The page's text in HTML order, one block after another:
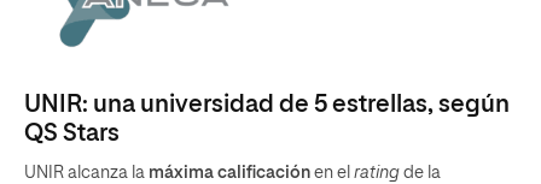
UNIR: una universidad de 5 estrellas, según
QS Stars
UNIR alcanza la máxima calificación en el rating de la